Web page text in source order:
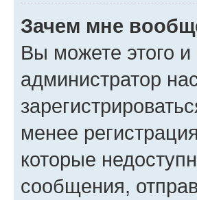
Зачем мне
Вы можете этого и
администратор
менее
которые
сообщения,